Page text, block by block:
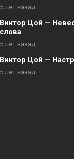
5 лет назад
Виктор Цой —
слова
5 лет назад
Виктор Цой —
5 лет назад